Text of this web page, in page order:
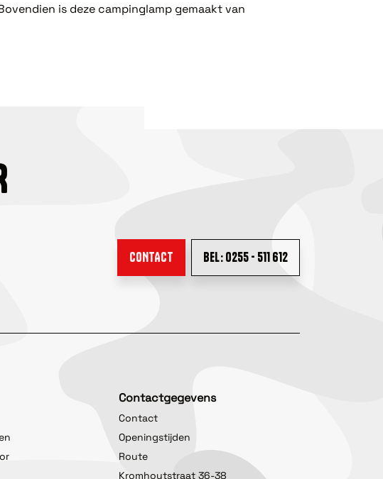
is deze campinglamp gemaakt van
CONTACT BEL: 0255 - 511 612
Contactgegevens
Contact
Openingstijden
Route
Kromhoutstraat 36-38